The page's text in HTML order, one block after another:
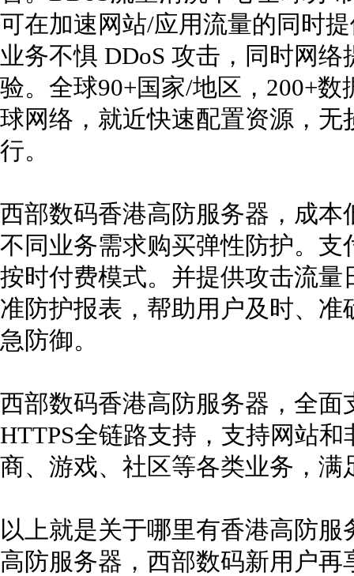
可在加速网站/应用流量的同时
业务不惧 DDoS 攻击，同时网
验。全球90+国家/地区，200+
球网络，就近快速配置资源，
行。
西部数码香港高防服务器，成
不同业务需求购买弹性防护。
按时付费模式。并提供攻击流
准防护报表，帮助用户及时、
急防御。
西部数码香港高防服务器，全面
HTTPS全链路支持，支持网站
商、游戏、社区等各类业务，
以上就是关于哪里有香港高防
高防服务器，西部数码新用户